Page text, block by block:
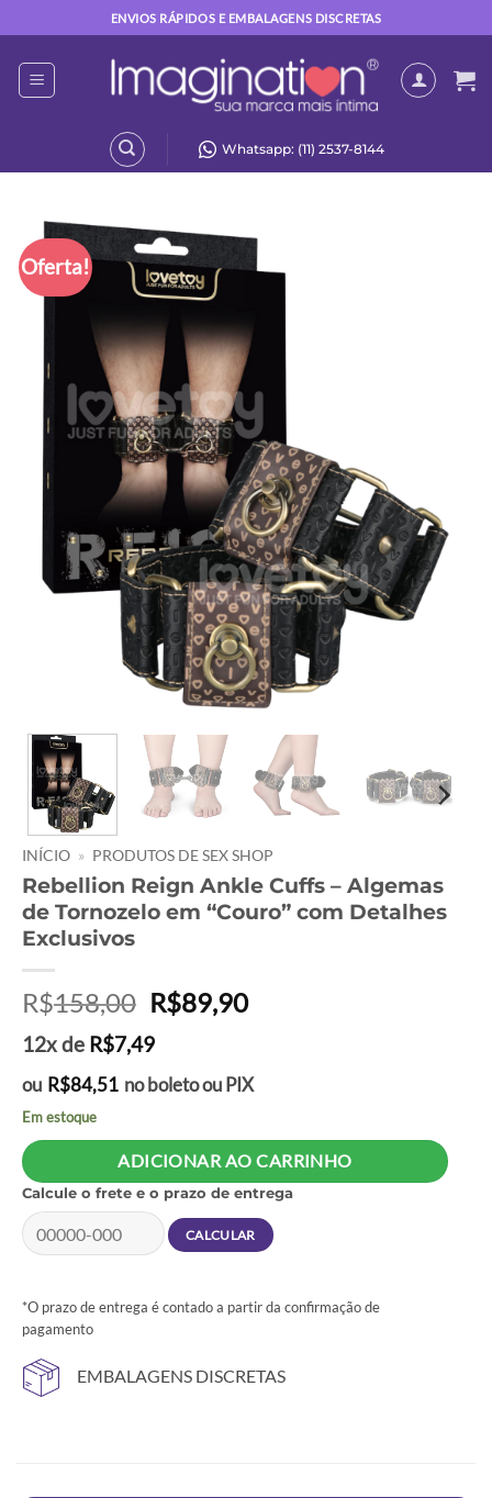
to
content
ENVIOS RÁPIDOS E EMBALAGENS DISCRETAS
Whatsapp: (11) 2537-8144
Oferta!
INÍCIO » PRODUTOS DE SEX SHOP
Rebellion Reign Ankle Cuffs – Algemas
de Tornozelo em “Couro” com Detalhes
Exclusivos
R$158,00 O
preço
original
era:
R$89,90O
é:
12x de R$7,49
ou R$84,51 no boleto ou PIX
Em estoque
ADICIONAR AO CARRINHO
Calcule o frete e o prazo de entrega
*O prazo de entrega é contado a partir da confirmação de
pagamento
EMBALAGENS DISCRETAS